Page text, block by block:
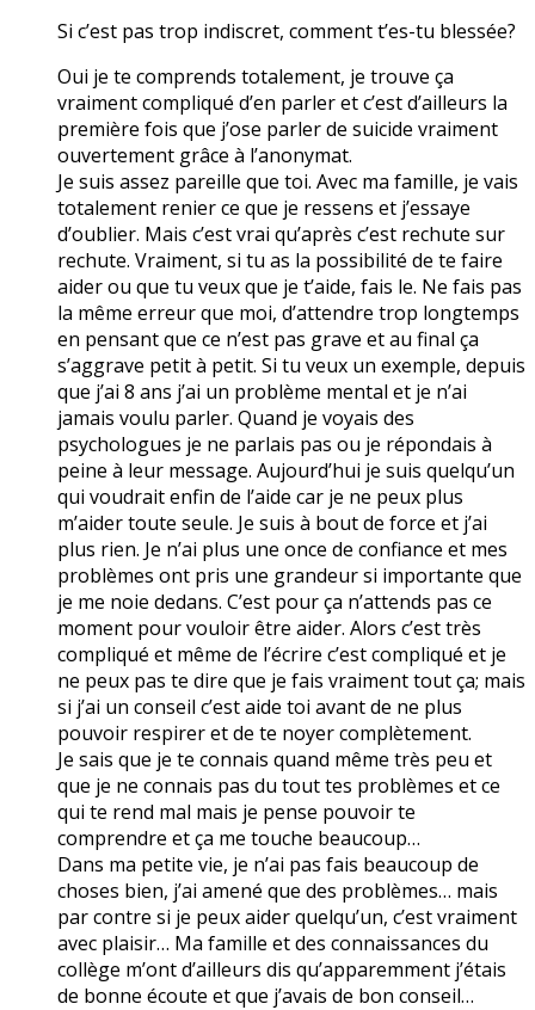
Si c’est pas trop indiscret, comment t’es-tu blessée?
Oui je te comprends totalement, je trouve ça
vraiment compliqué d’en parler et c’est d’ailleurs la
première fois que j’ose parler de suicide vraiment
ouvertement grâce à l’anonymat.
Je suis assez pareille que toi. Avec ma famille, je vais
totalement renier ce que je ressens et j’essaye
d’oublier. Mais c’est vrai qu’après c’est rechute sur
rechute. Vraiment, si tu as la possibilité de te faire
aider ou que tu veux que je t’aide, fais le. Ne fais pas
la même erreur que moi, d’attendre trop longtemps
en pensant que ce n’est pas grave et au final ça
s’aggrave petit à petit. Si tu veux un exemple, depuis
que j’ai 8 ans j’ai un problème mental et je n’ai
jamais voulu parler. Quand je voyais des
psychologues je ne parlais pas ou je répondais à
peine à leur message. Aujourd’hui je suis quelqu’un
qui voudrait enfin de l’aide car je ne peux plus
m’aider toute seule. Je suis à bout de force et j’ai
plus rien. Je n’ai plus une once de confiance et mes
problèmes ont pris une grandeur si importante que
je me noie dedans. C’est pour ça n’attends pas ce
moment pour vouloir être aider. Alors c’est très
compliqué et même de l’écrire c’est compliqué et je
ne peux pas te dire que je fais vraiment tout ça; mais
si j’ai un conseil c’est aide toi avant de ne plus
pouvoir respirer et de te noyer complètement.
Je sais que je te connais quand même très peu et
que je ne connais pas du tout tes problèmes et ce
qui te rend mal mais je pense pouvoir te
comprendre et ça me touche beaucoup…
Dans ma petite vie, je n’ai pas fais beaucoup de
choses bien, j’ai amené que des problèmes… mais
par contre si je peux aider quelqu’un, c’est vraiment
avec plaisir… Ma famille et des connaissances du
collège m’ont d’ailleurs dis qu’apparemment j’étais
de bonne écoute et que j’avais de bon conseil…